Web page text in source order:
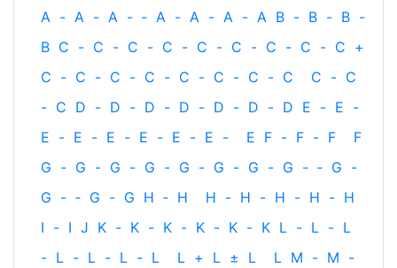
A - A - A - ‐ A - A - A - A B - B - B -
B C - C - C - C - C - C - C - C - C +
C - C - C - C - C - C - C - C C - C
- C D - D - D - D - D - D - D E - E -
E - E - E - E - E - E - E F - F - F
F
G - G - G - G - G - G - G - G - ‐ G -
G - ‐ G - G H ‐ H H - H - H - H - H
I - I J K - K - K - K - K - K L - L - L
- L - L - L - L L + L ± L L M - M -